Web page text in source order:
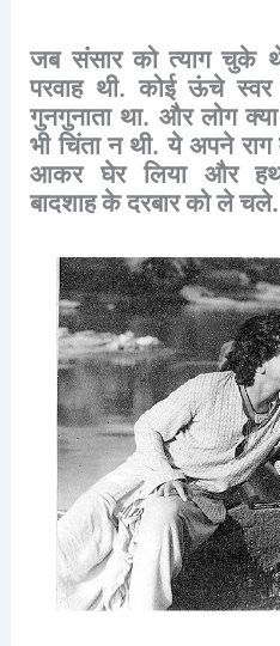
जब संसार को त्याग चुके
परवाह थी.कोई ऊंचे स्वर
गुनगुनाता था. और लोग क्या
भी चिंता न थी.ये अपने राग
आकर घेर लिया और
बादशाहकेदरबारकोलेचले.